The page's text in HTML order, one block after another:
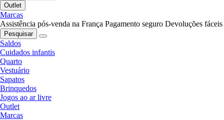
Outlet
Marcas
Assistência pós-venda na França Pagamento seguro Devoluções fáceis
Pesquisar
Saldos
Cuidados infantis
Quarto
Vestuário
Sapatos
Brinquedos
Jogos ao ar livre
Outlet
Marcas